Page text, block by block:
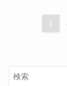
1